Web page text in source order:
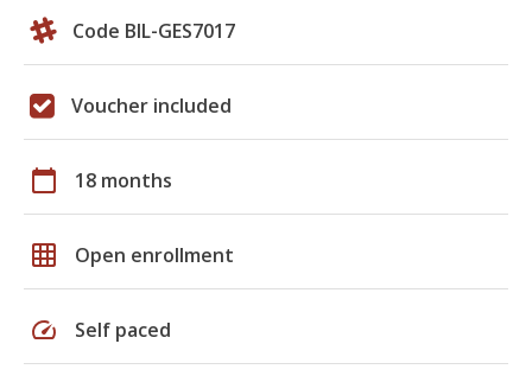
Code BIL-GES7017
Voucher included
calendar_today 18 months
grid_on Open enrollment
speed Self paced